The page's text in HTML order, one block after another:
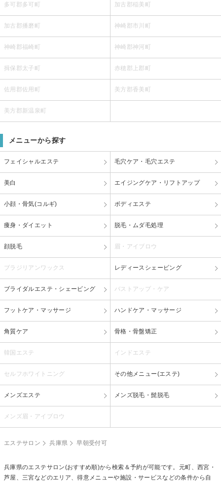
多可郡多可町 加古郡稲美町
加古郡播磨町 神崎郡市川町
神崎郡福崎町 神崎郡神河町
揖保郡太子町 赤穂郡上郡町
佐用郡佐用町 美方郡香美町
美方郡新温泉町
メニューから探す
フェイシャルエステ 毛穴ケア・毛穴エステ
美白 エイジングケア・リフトアップ
小顔・骨気(コルギ) ボディエステ
痩身・ダイエット 脱毛・ムダ毛処理
顔脱毛 眉・アイブロウ
ブラジリアンワックス レディースシェービング
ブライダルエステ・シェービング バストアップ・ケア
フットケア・マッサージ ハンドケア・マッサージ
角質ケア 骨格・骨盤矯正
韓国エステ インドエステ
セルフホワイトニング その他メニュー(エステ)
メンズエステ メンズ脱毛・髭脱毛
メンズ眉・アイブロウ
エステサロン 兵庫県 早朝受付可
兵庫県のエステサロン(おすすめ順)から検索＆予約が可能です。元町、西宮・
芦屋、三宮などのエリア、得意メニューや施設・サービスなどの条件から自